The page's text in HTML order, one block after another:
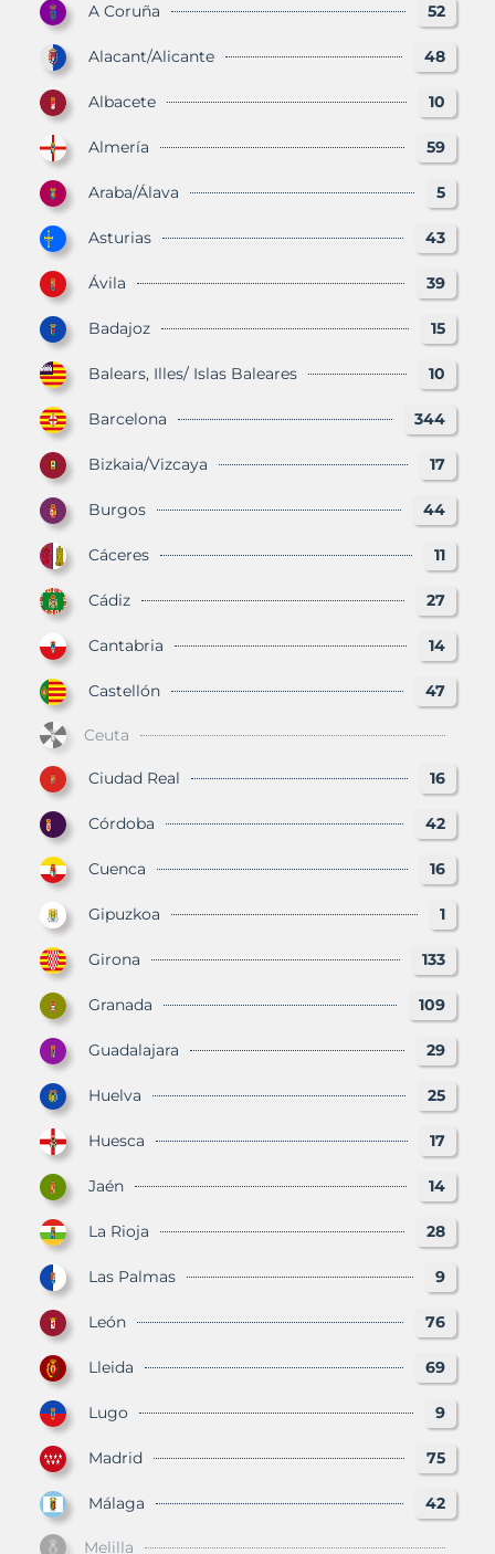
A Coruña 52
Alacant/Alicante 48
Albacete 10
Almería 59
Araba/Álava 5
Asturias 43
Ávila 39
Badajoz 15
Balears, Illes/ Islas Baleares 10
Barcelona 344
Bizkaia/Vizcaya 17
Burgos 44
Cáceres 11
Cádiz 27
Cantabria 14
Castellón 47
Ceuta
Ciudad Real 16
Córdoba 42
Cuenca 16
Gipuzkoa 1
Girona 133
Granada 109
Guadalajara 29
Huelva 25
Huesca 17
Jaén 14
La Rioja 28
Las Palmas 9
León 76
Lleida 69
Lugo 9
Madrid 75
Málaga 42
Melilla